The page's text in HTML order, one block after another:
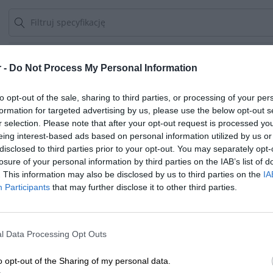
- Do Not Process My Personal Information
opt-out of the sale, sharing to third parties, or processing of your
for targeted advertising by us, please use the below opt-out
selection. Please note that after your opt-out request is processed
interest-based ads based on personal information utilized by us
to third parties prior to your opt-out. You may separately
of your personal information by third parties on the IAB’s list of
This information may also be disclosed by us to third parties on the
Participants that may further disclose it to other third parties.
Data Processing Opt Outs
opt-out of the Sharing of my personal data.
Opis:
HPE Enterprise - Dysk twardy
12Gb/s - 10000 obr/min - z HPE
EAN: 0190017413303
Gwarancja producenta: 36 miesięcy w serwisie
Ogólne
Rodzaj urządzenia: Dysk twardy - hot-swap
Pojemność:
Rodzaj obudowy: 2,5" x SFF